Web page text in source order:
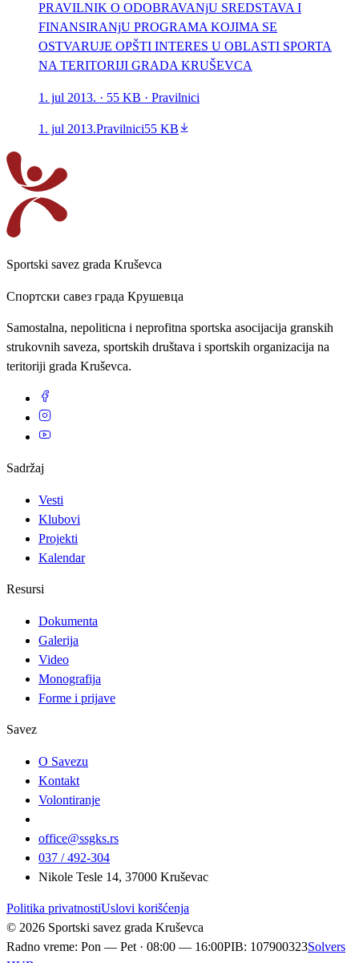
PRAVILNIK O ODOBRAVANjU SREDSTAVA I
FINANSIRANjU PROGRAMA KOJIMA SE
OSTVARUJE OPŠTI INTERES U OBLASTI SPORTA
NA TERITORIJI GRADA KRUŠEVCA
1. jul 2013. · 55 KB · Pravilnici
1. jul 2013.Pravilnici55 KB
Sportski savez grada Kruševca
Спортски савез града Крушевца
Samostalna, nepoliticna i neprofitna sportska asocijacija granskih
strukovnih saveza, sportskih društava i sportskih organizacija na
teritoriji grada Kruševca.
Sadržaj
Vesti
Klubovi
Projekti
Kalendar
Resursi
Dokumenta
Galerija
Video
Monografija
Forme i prijave
Savez
O Savezu
Kontakt
Volontiranje
office@ssgks.rs
037 / 492-304
Nikole Tesle 14, 37000 Kruševac
Politika privatnostiUslovi korišćenja
© 2026 Sportski savez grada Kruševca
Radno vreme: Pon — Pet · 08:00 — 16:00PIB: 107900323Solvers